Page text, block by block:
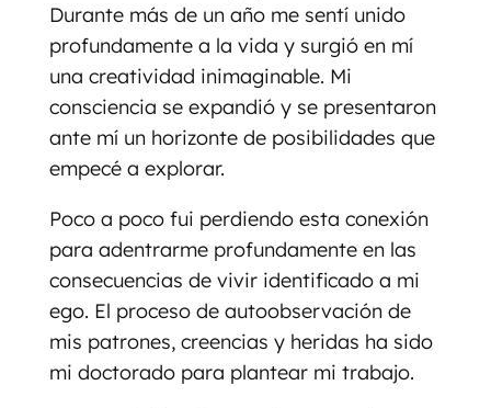
Durante más de un año me sentí unido
profundamente a la vida y surgió en mí
una creatividad inimaginable. Mi
consciencia se expandió y se presentaron
ante mí un horizonte de posibilidades que
empecé a explorar.
Poco a poco fui perdiendo esta conexión
para adentrarme profundamente en las
consecuencias de vivir identificado a mi
ego. El proceso de autoobservación de
mis patrones, creencias y heridas ha sido
mi doctorado para plantear mi trabajo.